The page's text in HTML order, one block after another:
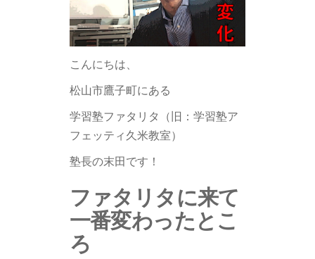
こんにちは、
松山市鷹子町にある
学習塾ファタリタ（旧：学習塾ア
フェッティ久米教室）
塾長の末田です！
ファタリタに来て
一番変わったとこ
ろ